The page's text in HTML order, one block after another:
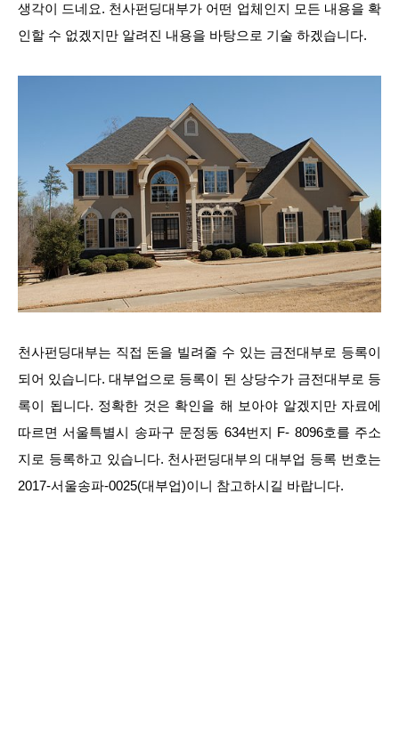
생각이 드네요. 천사펀딩대부가 어떤 업체인지 모든 내용을 확
인할 수 없겠지만 알려진 내용을 바탕으로 기술 하겠습니다.
천사펀딩대부는 직접 돈을 빌려줄 수 있는 금전대부로 등록이
되어 있습니다. 대부업으로 등록이 된 상당수가 금전대부로 등
록이 됩니다. 정확한 것은 확인을 해 보아야 알겠지만 자료에
따르면 서울특별시 송파구 문정동 634번지 F- 8096호를 주소
지로 등록하고 있습니다. 천사펀딩대부의 대부업 등록 번호는
2017-서울송파-0025(대부업)이니 참고하시길 바랍니다.